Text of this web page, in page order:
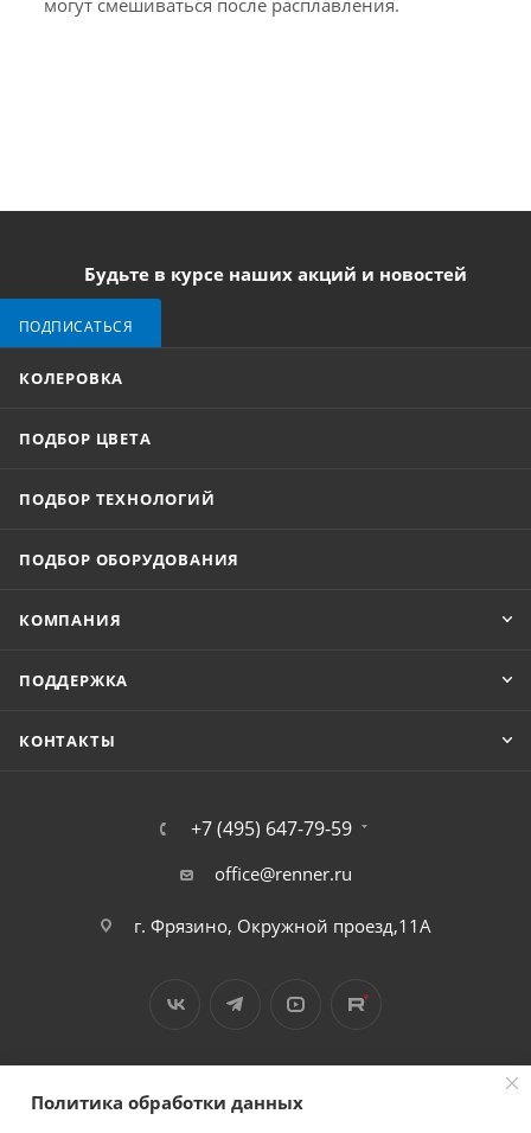
Будьте в курсе наших акций и новостей
ПОДПИСАТЬСЯ
КОЛЕРОВКА
ПОДБОР ЦВЕТА
ПОДБОР ТЕХНОЛОГИЙ
ПОДБОР ОБОРУДОВАНИЯ
КОМПАНИЯ
ПОДДЕРЖКА
КОНТАКТЫ
+7 (495) 647-79-59
office@renner.ru
г. Фрязино, Окружной проезд,11А
Политика обработки данных